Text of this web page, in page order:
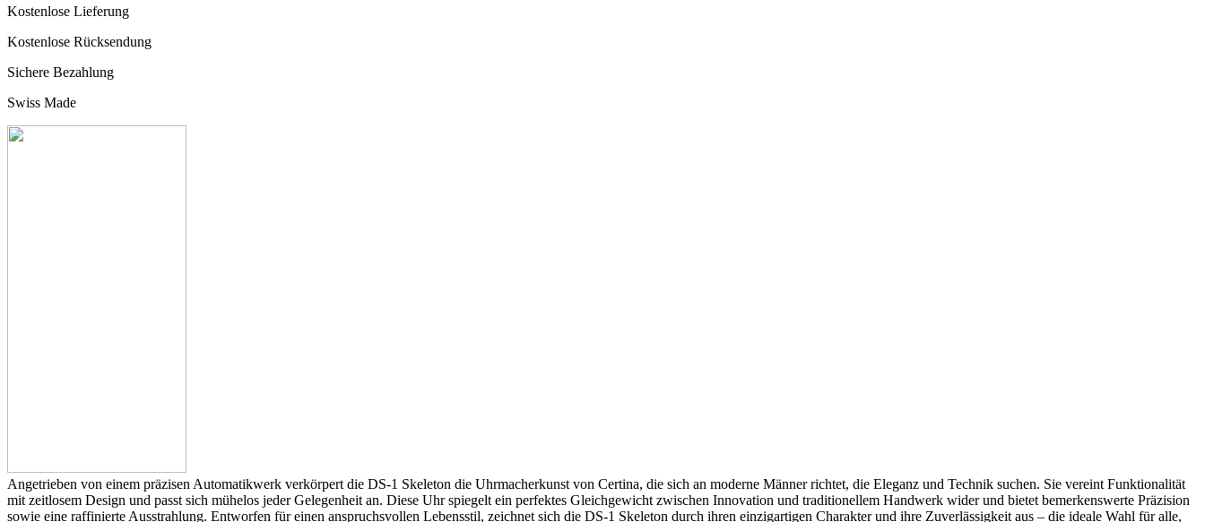
Kostenlose Lieferung
Kostenlose Rücksendung
Sichere Bezahlung
Swiss Made
Angetrieben von einem präzisen Automatikwerk verkörpert die DS-1 Skeleton die Uhrmacherkunst von Certina, die sich an moderne Männer richtet, die Eleganz und Technik suchen. Sie vereint Funktionalität
mit zeitlosem Design und passt sich mühelos jeder Gelegenheit an. Diese Uhr spiegelt ein perfektes Gleichgewicht zwischen Innovation und traditionellem Handwerk wider und bietet bemerkenswerte Präzision
sowie eine raffinierte Ausstrahlung. Entworfen für einen anspruchsvollen Lebensstil, zeichnet sich die DS-1 Skeleton durch ihren einzigartigen Charakter und ihre Zuverlässigkeit aus – die ideale Wahl für alle,